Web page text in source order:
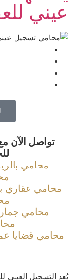
تواصل الآن مع
محامي بالرياض
عقاري
محامي جمارك
قضايا
التسجيل العيني